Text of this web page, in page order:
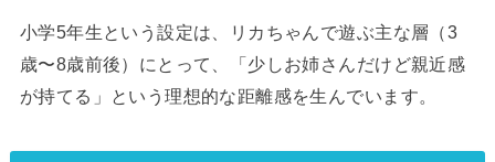
小学5年生という設定は、リカちゃんで遊ぶ主な層（3
歳〜8歳前後）にとって、「少しお姉さんだけど親近感
が持てる」という理想的な距離感を生んでいます。